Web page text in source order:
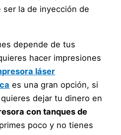
ser la de inyección de
depende de tus
hacer impresiones
láser
es una gran opción, si
dejar tu dinero en
con tanques de
poco y no tienes